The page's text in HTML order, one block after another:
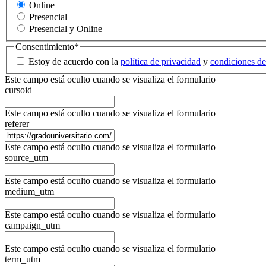
Online
Presencial
Presencial y Online
Consentimiento*
Estoy de acuerdo con la política de privacidad y condiciones
Este campo está oculto cuando se visualiza el formulario
cursoid
Este campo está oculto cuando se visualiza el formulario
referer
Este campo está oculto cuando se visualiza el formulario
source_utm
Este campo está oculto cuando se visualiza el formulario
medium_utm
Este campo está oculto cuando se visualiza el formulario
campaign_utm
Este campo está oculto cuando se visualiza el formulario
term_utm